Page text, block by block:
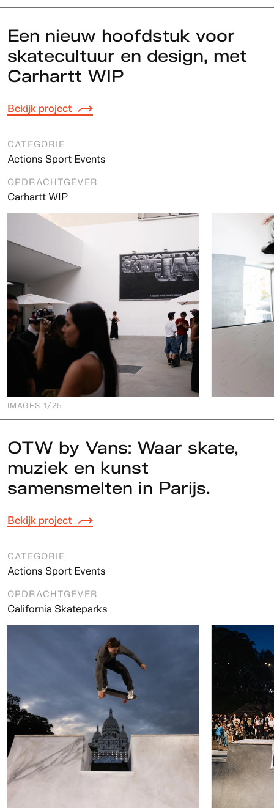
Een nieuw hoofdstuk voor
skatecultuur en design, met
Carhartt WIP
Bekijk project
CATEGORIE
Actions Sport Events
OPDRACHTGEVER
Carhartt WIP
IMAGES 1 /25
OTW by Vans: Waar skate,
muziek en kunst
samensmelten in Parijs.
Bekijk project
CATEGORIE
Actions Sport Events
OPDRACHTGEVER
California Skateparks